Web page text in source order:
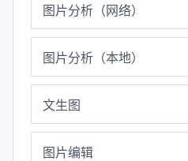
图片分析（网络）
图片分析（本地）
文生图
图片编辑